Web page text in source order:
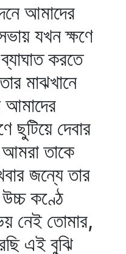
আমাদের
যখন ক্ষণে
করতে
মাঝখানে
আমাদের
ছুটিয়ে দেবার
তাকে
জন্যে তার
উচ্চ কণ্ঠে
নেই তোমার,
এই বুঝি